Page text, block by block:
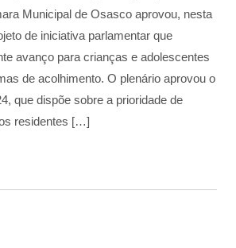
Municipal de Osasco aprovou, nesta
de iniciativa parlamentar que
avanço para crianças e adolescentes
de acolhimento. O plenário aprovou o
que dispõe sobre a prioridade de
residentes […]